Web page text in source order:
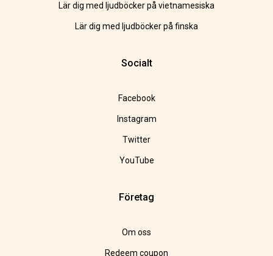
Lär dig med ljudböcker på vietnamesiska
Lär dig med ljudböcker på finska
Socialt
Facebook
Instagram
Twitter
YouTube
Företag
Om oss
Redeem coupon